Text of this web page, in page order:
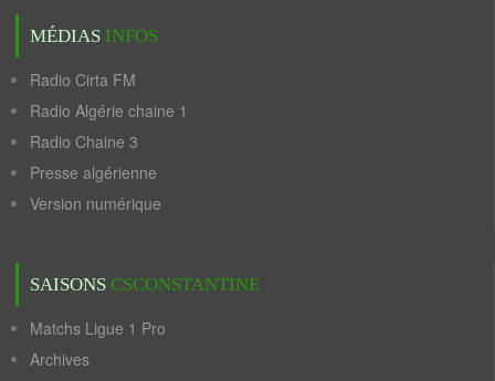
MÉDIAS INFOS
Radio Cirta FM
Radio Algérie chaine 1
Radio Chaine 3
Presse algérienne
Version numérique
SAISONS CSCONSTANTINE
Matchs Ligue 1 Pro
Archives